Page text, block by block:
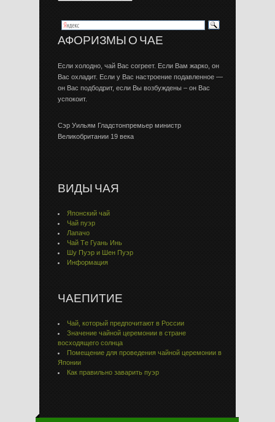
АФОРИЗМЫ О ЧАЕ
Если холодно, чай Вас согреет. Если Вам жарко, он
Вас охладит. Если у Вас настроение подавленное —
он Вас подбодрит, если Вы возбуждены – он Вас
успокоит.
Сэр Уильям Гладстонпремьер министр
Великобритании 19 века
ВИДЫ ЧАЯ
Японский чай
Чай пуэр
Лапачо
Чай Тe Гуaнь Инь
Шу Пуэр и Шен Пуэр
Информация
ЧАЕПИТИЕ
Чай, который предпочитают в России
Значение чайной церемонии в стране
восходящего солнца
Помещение для проведения чайной церемонии в
Японии
Как правильно заварить пуэр